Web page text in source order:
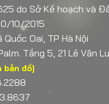
do Sở Kế hoạch và
10/2015
Oai, TP Hà Nội
Tầng 5, 21 Lê Văn
bản đồ]